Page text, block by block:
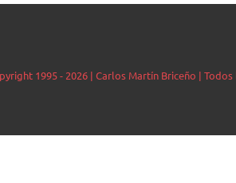
1995 - 2026 | Carlos Martín Briceño |